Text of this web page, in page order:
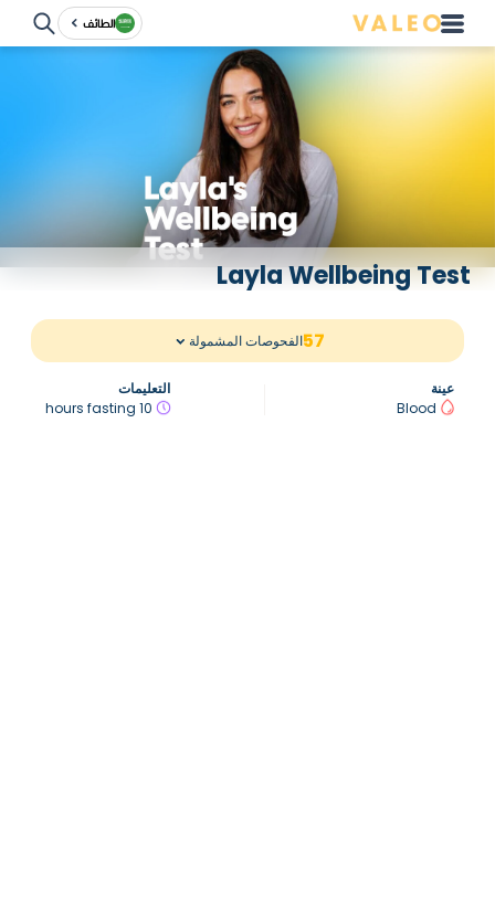
الطائف
Layla Wellbeing Test
57الفحوصات المشمولة
عينة
Blood
التعليمات
10 hours fasting